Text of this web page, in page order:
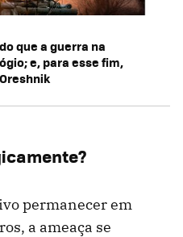
que a guerra na
e, para esse fim,
permanecer em
a ameaça se